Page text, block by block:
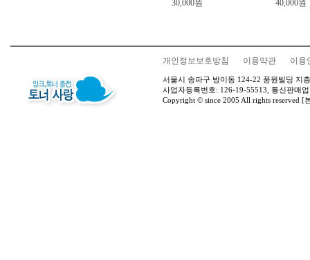
30,000원 40,000원
개인정보보호방침 이용약관 이용
서울시 송파구 방이동 124-22 풍원빌딩 지
사업자등록번호: 126-19-55513, 통신판매
Copyright © since 2005 All rights reserved